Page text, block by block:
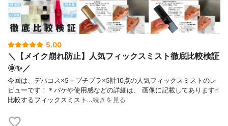
5.00
＼【メイク崩れ防止】人気フィックスミスト徹底比較検証
🌞✨／
今回は、デパコス×5＋プチプラ×5計10点の人気フィックスミストのレ
ビューです！＊パケや使用感などの詳細は、 画像に記載してあります☝︎
比較するフィックスミスト…続きを見る